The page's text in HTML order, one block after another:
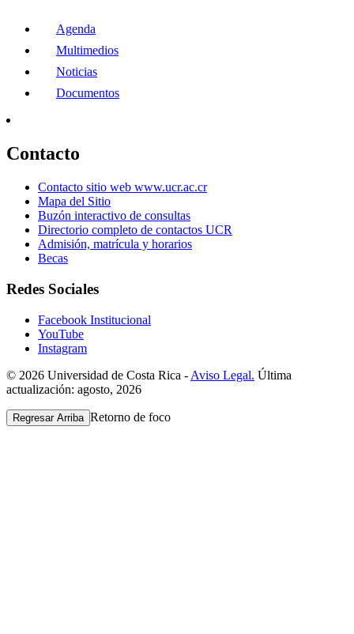
Agenda
Multimedios
Noticias
Documentos
Contacto
Contacto sitio web www.ucr.ac.cr
Mapa del Sitio
Buzón interactivo de consultas
Directorio completo de contactos UCR
Admisión, matrícula y horarios
Becas
Redes Sociales
Facebook Institucional
YouTube
Instagram
© 2026 Universidad de Costa Rica - Aviso Legal. Última
actualización: agosto, 2026
Regresar Arriba Retorno de foco